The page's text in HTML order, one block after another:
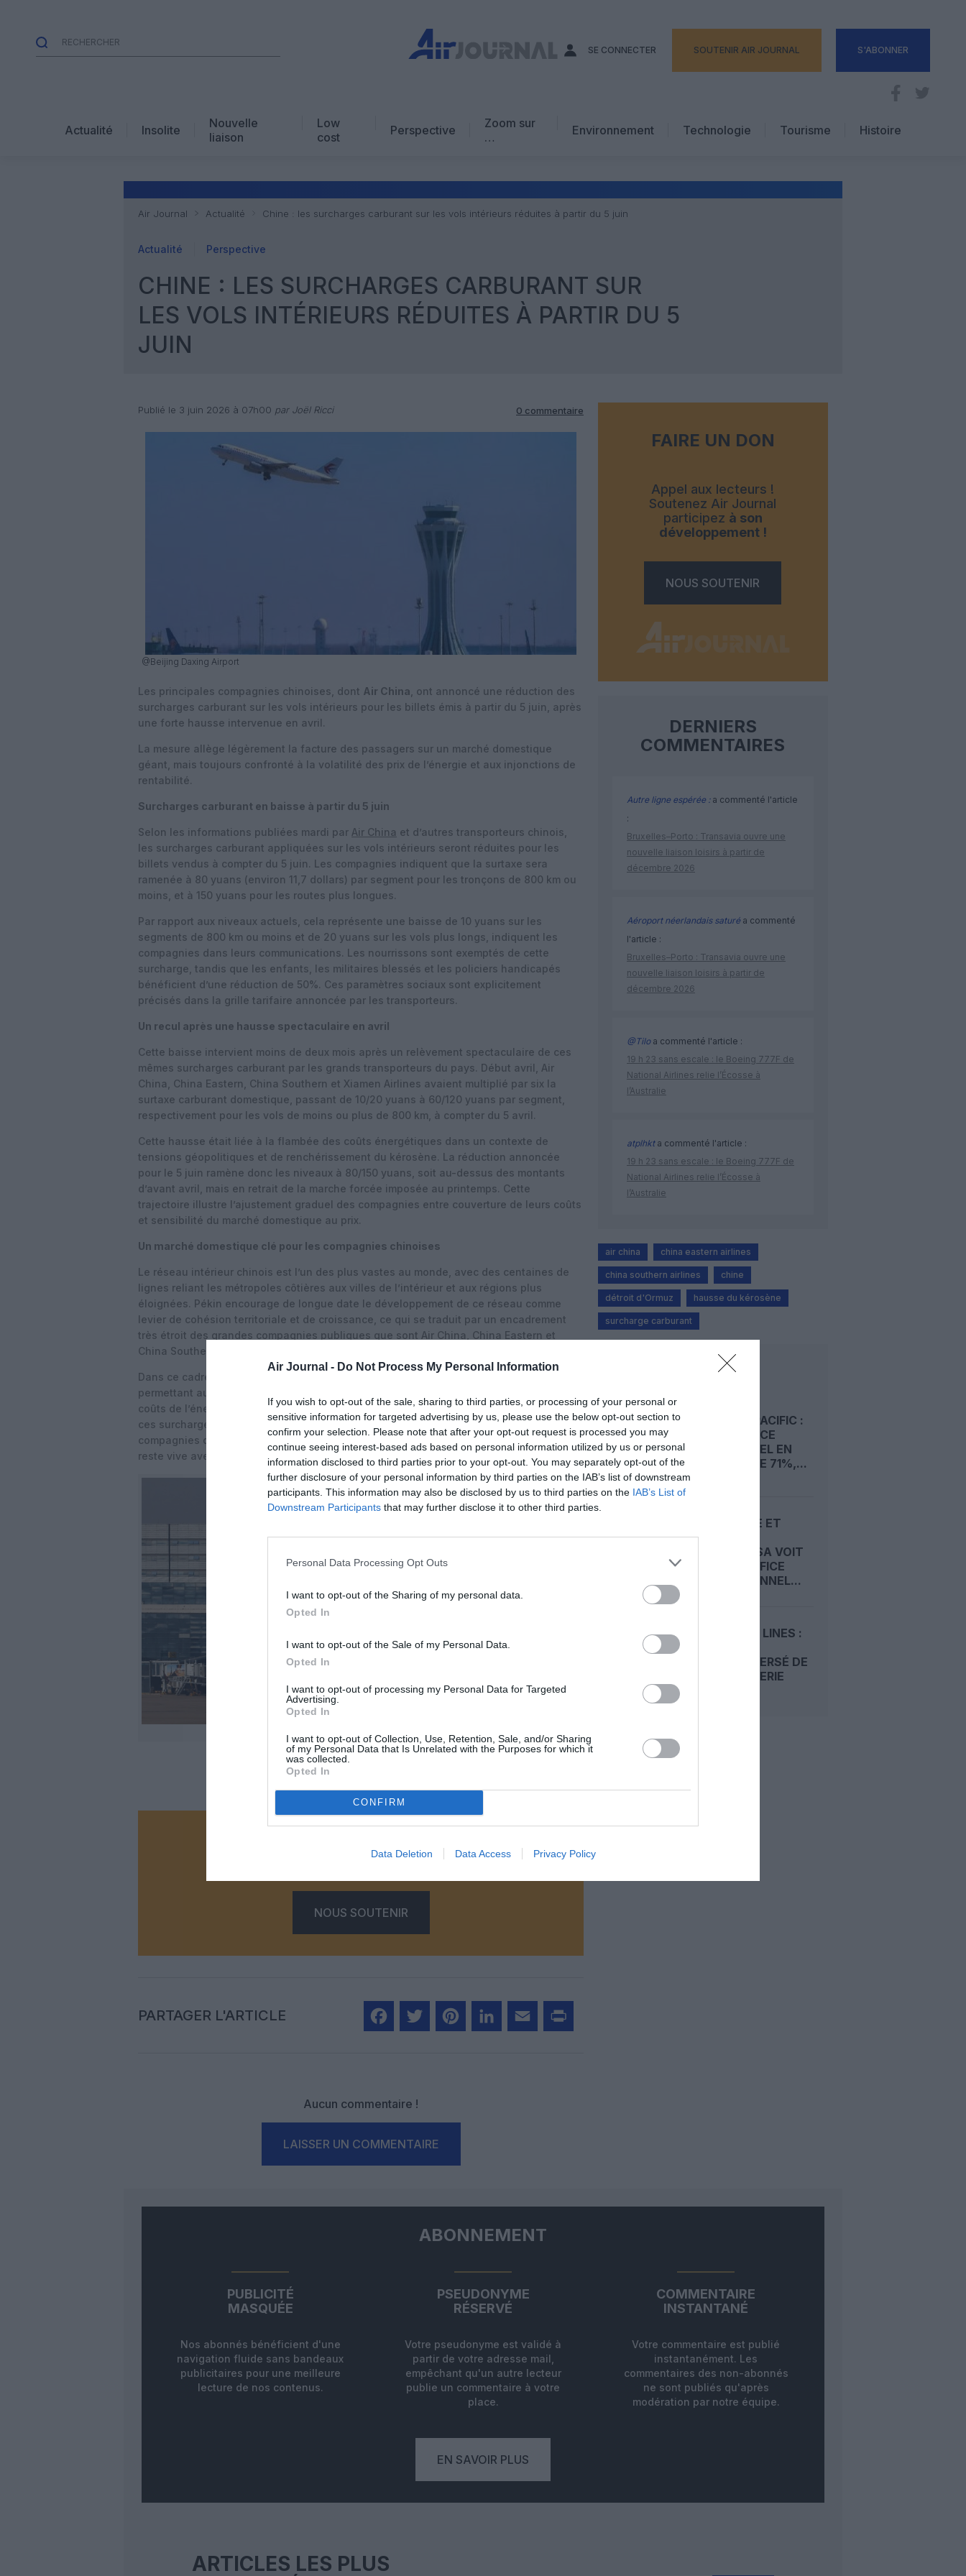
Air Journal - Do Not Process My Personal Information
If you wish to opt-out of the sale, sharing to third parties, or processing of your personal or
sensitive information for targeted advertising by us, please use the below opt-out section to
confirm your selection. Please note that after your opt-out request is processed you may
continue seeing interest-based ads based on personal information utilized by us or personal
information disclosed to third parties prior to your opt-out. You may separately opt-out of the
further disclosure of your personal information by third parties on the IAB’s list of downstream
participants. This information may also be disclosed by us to third parties on the IAB’s List of
Downstream Participants that may further disclose it to other third parties.
Personal Data Processing Opt Outs
I want to opt-out of the Sharing of my personal data.
Opted In
I want to opt-out of the Sale of my Personal Data.
Opted In
I want to opt-out of processing my Personal Data for Targeted
Advertising.
Opted In
I want to opt-out of Collection, Use, Retention, Sale, and/or Sharing
of my Personal Data that Is Unrelated with the Purposes for which it
was collected.
Opted In
CONFIRM
Data Deletion Data Access Privacy Policy
SE CONNECTER SOUTENIR AIR JOURNAL S'ABONNER
Actualité Insolite
Nouvelle
liaison
Low
cost
Perspective
Zoom sur
…
Avis d’expert
Environnement Technologie
Tourisme
Hôtellerie
Histoire
Air Journal Actualité Chine : les surcharges carburant sur les vols intérieurs réduites à partir du 5 juin
Actualité Perspective
CHINE : LES SURCHARGES CARBURANT SUR
LES VOLS INTÉRIEURS RÉDUITES À PARTIR DU 5
JUIN
Publié le 3 juin 2026 à 07h00 par Joël Ricci 0 commentaire
@Beijing Daxing Airport
Les principales compagnies chinoises, dont Air China , ont annoncé une réduction des
surcharges carburant sur les vols intérieurs pour les billets émis à partir du 5 juin, après
une forte hausse intervenue en avril.
La mesure allège légèrement la facture des passagers sur un marché domestique
géant, mais toujours confronté à la volatilité des prix de l’énergie et aux injonctions de
rentabilité.
Surcharges carburant en baisse à partir du 5 juin
Selon les informations publiées mardi par Air China et d’autres transporteurs chinois,
les surcharges carburant appliquées sur les vols intérieurs seront réduites pour les
billets vendus à compter du 5 juin. Les compagnies indiquent que la surtaxe sera
ramenée à 80 yuans (environ 11,7 dollars) par segment pour les tronçons de 800 km ou
moins, et à 150 yuans pour les routes plus longues.
Par rapport aux niveaux actuels, cela représente une baisse de 10 yuans sur les
segments de 800 km ou moins et de 20 yuans sur les vols plus longs, indiquent les
compagnies dans leurs communications. Les nourrissons sont exemptés de cette
surcharge, tandis que les enfants, les militaires blessés et les policiers handicapés
bénéficient d’une réduction de 50%. Ces paramètres sociaux sont explicitement
précisés dans la grille tarifaire annoncée par les transporteurs.
Un recul après une hausse spectaculaire en avril
Cette baisse intervient moins de deux mois après un relèvement spectaculaire de ces
mêmes surcharges carburant par les grands transporteurs du pays. Début avril, Air
China, China Eastern, China Southern et Xiamen Airlines avaient multiplié par six la
surtaxe carburant domestique, passant de 10/20 yuans à 60/120 yuans par segment,
respectivement pour les vols de moins ou plus de 800 km, à compter du 5 avril.
Cette hausse était liée à la flambée des coûts énergétiques dans un contexte de
tensions géopolitiques et de renchérissement du kérosène. La réduction annoncée
pour le 5 juin ramène donc les niveaux à 80/150 yuans, soit au-dessus des montants
d’avant avril, mais en retrait de la marche forcée imposée au printemps. Cette
trajectoire illustre l’ajustement graduel des compagnies entre couverture de leurs coûts
et sensibilité du marché domestique au prix.
Un marché domestique clé pour les compagnies chinoises
Le réseau intérieur chinois est l’un des plus vastes au monde, avec des centaines de
lignes reliant les métropoles côtières aux villes de l’intérieur et aux régions plus
éloignées. Pékin encourage de longue date le développement de ce réseau comme
levier de cohésion territoriale et de croissance, ce qui se traduit par un encadrement
très étroit des grandes compagnies publiques que sont Air China, China Eastern et
China Southern.
Dans ce cadre, les surcharges carburant constituent un outil de flexibilité tarifaire
permettant aux transporteurs d’ajuster plus rapidement une partie de leurs recettes aux
coûts de l’énergie, sans modifier en permanence les tarifs de base. Le recours massif à
ces surcharges au printemps, suivi d’un léger recul début juin, traduit la volonté des
compagnies de préserver leurs marges sur le domestique, alors que la concurrence
reste vive avec les low cost locales et le rail à grande vitesse.
Soutenez-nous, faites un don !
NOUS SOUTENIR
PARTAGER L'ARTICLE
Aucun commentaire !
LAISSER UN COMMENTAIRE
FAIRE UN DON
Appel aux lecteurs !
Soutenez Air Journal
participez à son
développement !
NOUS SOUTENIR
DERNIERS
COMMENTAIRES
Autre ligne espérée :a commenté l'article
:
Bruxelles–Porto : Transavia ouvre une
nouvelle liaison loisirs à partir de
décembre 2026
Aéroport néerlandais saturéa commenté
l'article :
Bruxelles–Porto : Transavia ouvre une
nouvelle liaison loisirs à partir de
décembre 2026
@Tiloa commenté l'article :
19 h 23 sans escale : le Boeing 777F de
National Airlines relie l’Écosse à
l’Australie
atplhkta commenté l'article :
19 h 23 sans escale : le Boeing 777F de
National Airlines relie l’Écosse à
l’Australie
air china china eastern airlines
china southern airlines chine
détroit d'Ormuz hausse du kérosène
surcharge carburant
LIRE AUSSI
CATHAY PACIFIC :
UN BÉNÉFICE
SEMESTRIEL EN
HAUSSE DE 71%,...
KÉROSÈNE ET
LUFTHANSA VOIT
SON BÉNÉFICE
OPÉRATIONNEL...
DELTA AIR LINES :
CONTROVERSÉ DE
SA RAFFINERIE
ABONNEMENT
PUBLICITÉ
MASQUÉE
Nos abonnés bénéficient d'une
navigation fluide sans bandeaux
publicitaires pour une meilleure
lecture de nos contenus.
PSEUDONYME
RÉSERVÉ
Votre pseudonyme est validé à
partir de votre adresse mail,
empêchant qu'un autre lecteur
publie un commentaire à votre
place.
COMMENTAIRE
INSTANTANÉ
Votre commentaire est publié
instantanément. Les
commentaires des non-abonnés
ne sont publiés qu'après
modération par notre équipe.
EN SAVOIR PLUS
ARTICLES LES PLUS